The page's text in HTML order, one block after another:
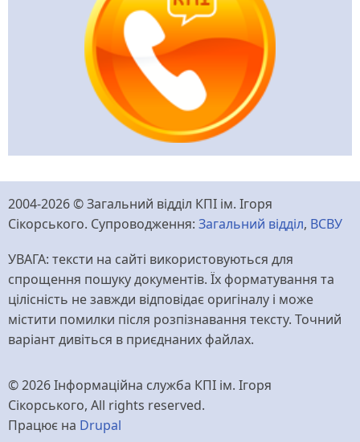
2004-2026 © Загальний відділ КПІ ім. Ігоря
Сікорського. Супроводження: Загальний відділ, ВСВУ
УВАГА: тексти на сайті використовуються для
спрощення пошуку документів. Їх форматування та
цілісність не завжди відповідає оригіналу і може
містити помилки після розпізнавання тексту. Точний
варіант дивіться в приєднаних файлах.
© 2026 Інформаційна служба КПІ ім. Ігоря
Сікорського, All rights reserved.
Працює на Drupal